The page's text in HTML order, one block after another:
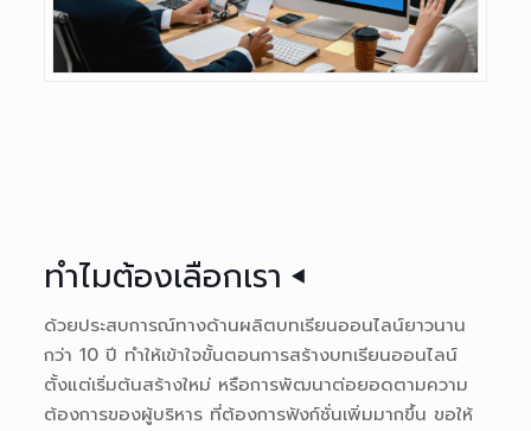
ทำไมต้องเลือกเรา
ด้วยประสบการณ์ทางด้านผลิตบทเรียนออนไลน์ยาวนาน
กว่า 10 ปี ทำให้เข้าใจขั้นตอนการสร้างบทเรียนออนไลน์
ตั้งแต่เริ่มต้นสร้างใหม่ หรือการพัฒนาต่อยอดตามความ
ต้องการของผู้บริหาร ที่ต้องการฟังก์ชั่นเพิ่มมากขึ้น ขอให้